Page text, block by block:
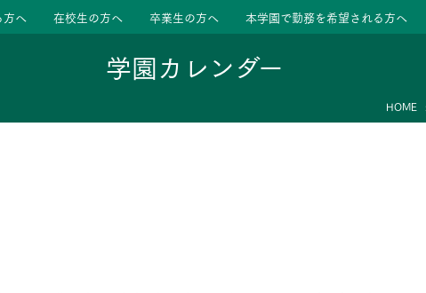
方へ 在校生の方へ 卒業生の方へ 本学園で勤務を希望される方へ
学園カレンダー
HOME